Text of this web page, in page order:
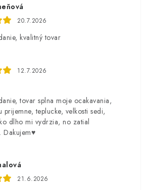
20.7.2026
kvalitný tovar
12.7.2026
tovar splna moje ocakavania,
prijemne, teplucke, velkosti sedi,
dlho mi vydrzia, no zatial
Dakujem♥️
21.6.2026